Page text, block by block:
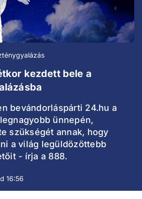
kezdett bele a
bevándorláspárti 24.hu a
ünnepén,
szükségét annak, hogy
a világ legüldözöttebb
- írja a 888.
16:56